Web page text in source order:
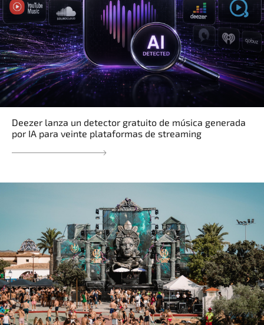
Deezer lanza un detector gratuito de música generada
por IA para veinte plataformas de streaming